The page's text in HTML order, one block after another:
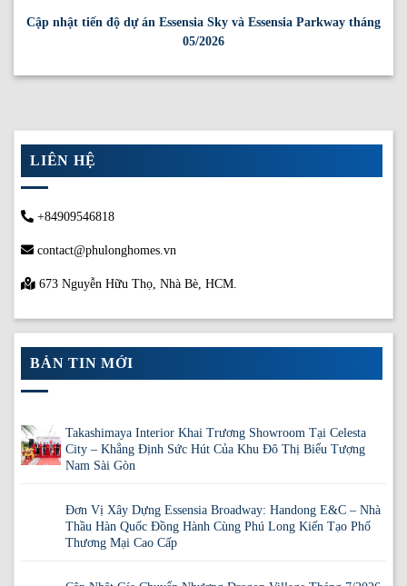
Cập nhật tiến độ dự án Essensia Sky và Essensia Parkway tháng
05/2026
LIÊN HỆ
+84909546818
contact@phulonghomes.vn
673 Nguyễn Hữu Thọ, Nhà Bè, HCM.
BẢN TIN MỚI
Takashimaya Interior Khai Trương Showroom Tại Celesta
City – Khẳng Định Sức Hút Của Khu Đô Thị Biểu Tượng
Nam Sài Gòn
Đơn Vị Xây Dựng Essensia Broadway: Handong E&C – Nhà
Thầu Hàn Quốc Đồng Hành Cùng Phú Long Kiến Tạo Phố
Thương Mại Cao Cấp